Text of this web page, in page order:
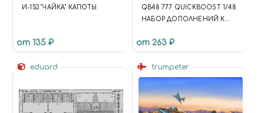
И-153 "ЧАЙКА" КАПОТЫ
от 135 ₽
QB48 777 QUICKBOOST 1/48
НАБОР ДОПОЛНЕНИЙ К
от 263 ₽
eduard trumpeter